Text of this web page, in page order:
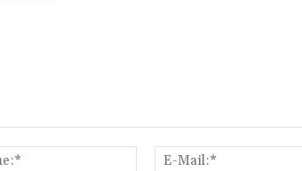
Name:*